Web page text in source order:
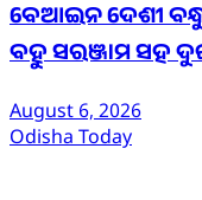
ବେଆଇନ ଦେଶୀ
ବହୁ ସରଞ୍ଜାମ ସହ
August 6, 2026
Odisha Today